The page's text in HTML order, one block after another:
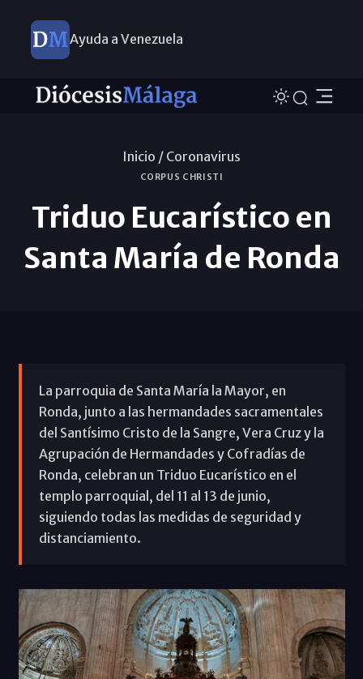
Ayuda a Venezuela
Inicio / Coronavirus
CORPUS CHRISTI
Triduo Eucarístico en
Santa María de Ronda
La parroquia de Santa María la Mayor, en
Ronda, junto a las hermandades sacramentales
del Santísimo Cristo de la Sangre, Vera Cruz y la
Agrupación de Hermandades y Cofradías de
Ronda, celebran un Triduo Eucarístico en el
templo parroquial, del 11 al 13 de junio,
siguiendo todas las medidas de seguridad y
distanciamiento.